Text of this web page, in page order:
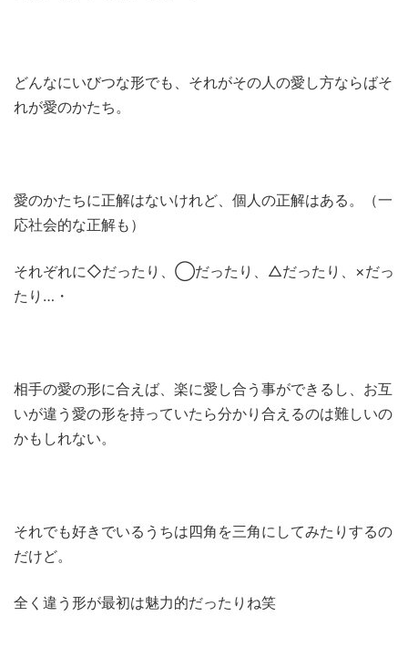
どんなにいびつな形でも、それがその人の愛し方ならばそ
れが愛のかたち。
愛のかたちに正解はないけれど、個人の正解はある。（一
応社会的な正解も）
それぞれに◇だったり、◯だったり、△だったり、×だっ
たり…・
相手の愛の形に合えば、楽に愛し合う事ができるし、お互
いが違う愛の形を持っていたら分かり合えるのは難しいの
かもしれない。
それでも好きでいるうちは四角を三角にしてみたりするの
だけど。
全く違う形が最初は魅力的だったりね笑